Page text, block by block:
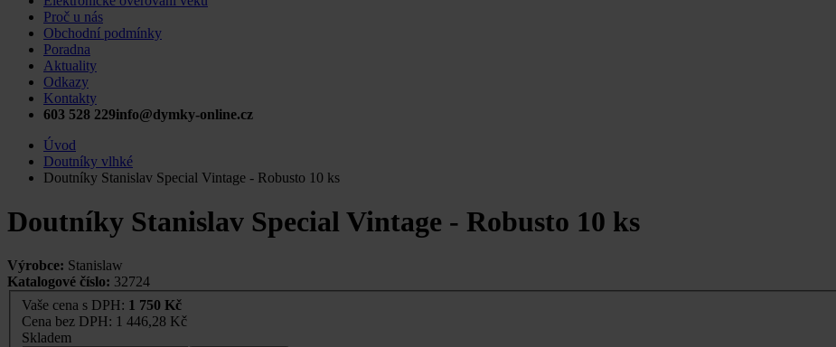
Proč u nás
Obchodní podmínky
Poradna
Aktuality
Odkazy
Kontakty
603 528 229info@dymky-online.cz
Úvod
Doutníky vlhké
Doutníky Stanislav Special Vintage - Robusto 10 ks
Doutníky Stanislav Special Vintage - Robusto 10 ks
Výrobce: Stanislaw
Katalogové číslo: 32724
Vaše cena s DPH: 1 750 Kč
Cena bez DPH: 1 446,28 Kč
Skladem